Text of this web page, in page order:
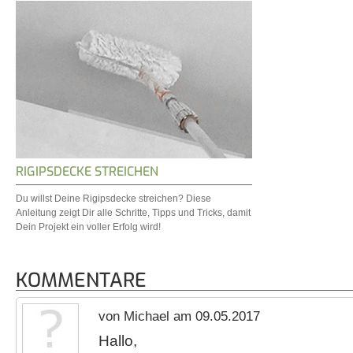
RIGIPSDECKE STREICHEN
Du willst Deine Rigipsdecke streichen? Diese
Anleitung zeigt Dir alle Schritte, Tipps und Tricks, damit
Dein Projekt ein voller Erfolg wird!
KOMMENTARE
von Michael am 09.05.2017
Hallo,